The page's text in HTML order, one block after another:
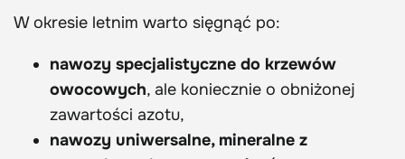
W okresie letnim warto sięgnąć po:
nawozy specjalistyczne do krzewów
owocowych, ale koniecznie o obniżonej
zawartości azotu,
nawozy uniwersalne, mineralne z